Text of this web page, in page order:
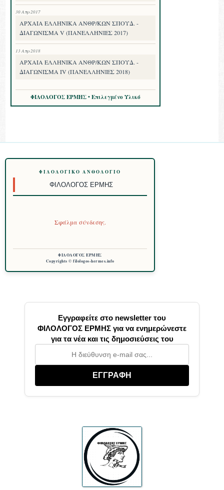
30 Απρ 2017
ΑΡΧΑΙΑ ΕΛΛΗΝΙΚΑ ΑΝΘΡ/ΚΩΝ ΣΠΟΥΔ. -
ΔΙΑΓΩΝΙΣΜΑ V (ΠΑΝΕΛΛΗΝΙΕΣ 2017)
13 Απρ 2018
ΑΡΧΑΙΑ ΕΛΛΗΝΙΚΑ ΑΝΘΡ/ΚΩΝ ΣΠΟΥΔ. -
ΔΙΑΓΩΝΙΣΜΑ IV (ΠΑΝΕΛΛΗΝΙΕΣ 2018)
ΦΙΛΟΛΟΓΟΣ ΕΡΜΗΣ • Επιλεγμένο Υλικό
ΦΙΛΟΛΟΓΙΚΌ ΑΝΘΟΛΌΓΙΟ
ΦΙΛΌΛΟΓΟΣ ΕΡΜΉΣ
Σφάλμα σύνδεσης.
ΦΙΛΟΛΟΓΟΣ ΕΡΜΗΣ
Copyrights © filologos-hermes.info
Εγγραφείτε στο newsletter του
ΦΙΛΟΛΟΓΟΣ ΕΡΜΗΣ για να ενημερώνεστε
για τα νέα και τις δημοσιεύσεις του
ΕΓΓΡΑΦΗ